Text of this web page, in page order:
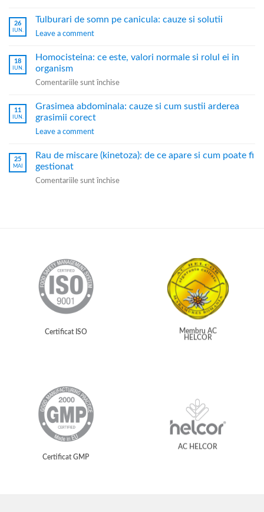
26
IUN.
Tulburari de somn pe canicula: cauze si solutii
Leave a comment
18
IUN.
Homocisteina: ce este, valori normale si rolul ei in
organism
Comentariile sunt închise
11
IUN.
Grasimea abdominala: cauze si cum sustii arderea
grasimii corect
Leave a comment
25
MAI
Rau de miscare (kinetoza): de ce apare si cum poate fi
gestionat
Comentariile sunt închise
Certificat ISO
Membru AC
HELCOR
Certificat GMP
AC HELCOR